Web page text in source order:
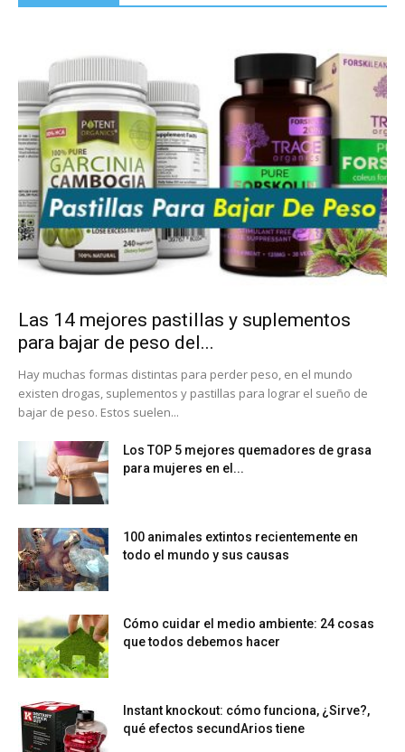
Las 14 mejores pastillas y suplementos
para bajar de peso del...
Hay muchas formas distintas para perder peso, en el mundo
existen drogas, suplementos y pastillas para lograr el sueño de
bajar de peso. Estos suelen...
Los TOP 5 mejores quemadores de grasa
para mujeres en el...
100 animales extintos recientemente en
todo el mundo y sus causas
Cómo cuidar el medio ambiente: 24 cosas
que todos debemos hacer
Instant knockout: cómo funciona, ¿Sirve?,
qué efectos secundArios tiene